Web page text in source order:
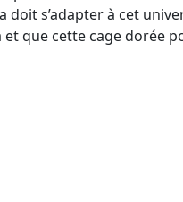
doit s’adapter à cet
que cette cage dorée